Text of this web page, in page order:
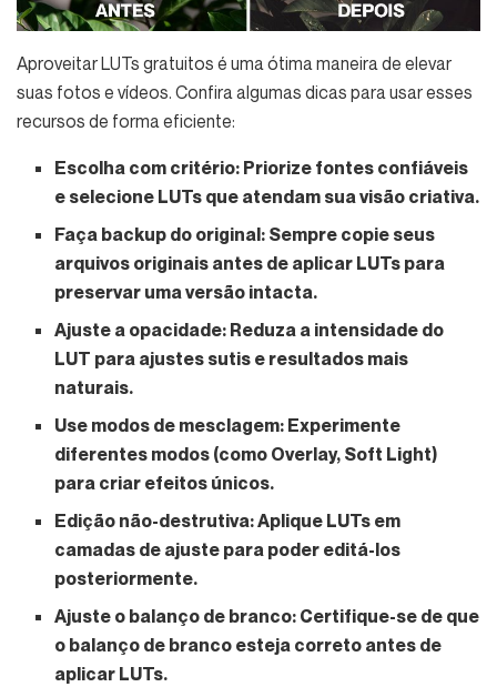
Aproveitar LUTs gratuitos é uma ótima maneira de elevar
suas fotos e vídeos. Confira algumas dicas para usar esses
recursos de forma eficiente:
Escolha com critério: Priorize fontes confiáveis
e selecione LUTs que atendam sua visão criativa.
Faça backup do original: Sempre copie seus
arquivos originais antes de aplicar LUTs para
preservar uma versão intacta.
Ajuste a opacidade: Reduza a intensidade do
LUT para ajustes sutis e resultados mais
naturais.
Use modos de mesclagem: Experimente
diferentes modos (como Overlay, Soft Light)
para criar efeitos únicos.
Edição não-destrutiva:Aplique LUTs em
camadas de ajuste para poder editá-los
posteriormente.
Ajuste o balanço de branco: Certifique-se de que
o balanço de branco esteja correto antes de
aplicar LUTs.